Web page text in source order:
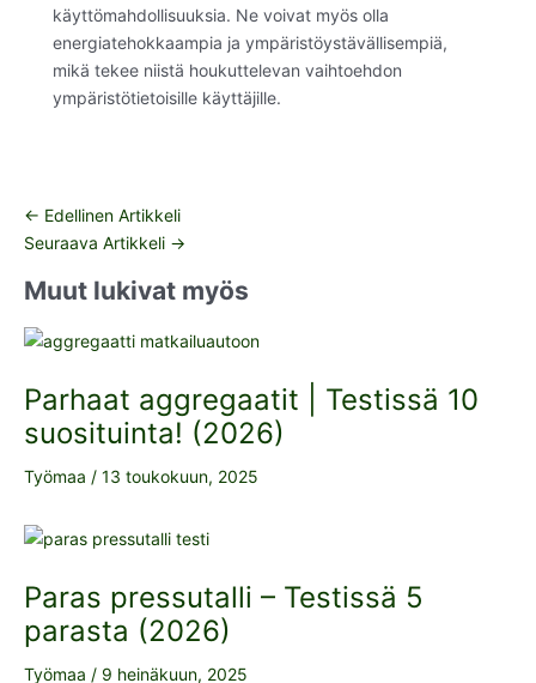
käyttömahdollisuuksia. Ne voivat myös olla
energiatehokkaampia ja ympäristöystävällisempiä,
mikä tekee niistä houkuttelevan vaihtoehdon
ympäristötietoisille käyttäjille.
← Edellinen Artikkeli
Seuraava Artikkeli →
Muut lukivat myös
Parhaat aggregaatit | Testissä 10
suosituinta! (2026)
Työmaa / 13 toukokuun, 2025
Paras pressutalli – Testissä 5
parasta (2026)
Työmaa / 9 heinäkuun, 2025